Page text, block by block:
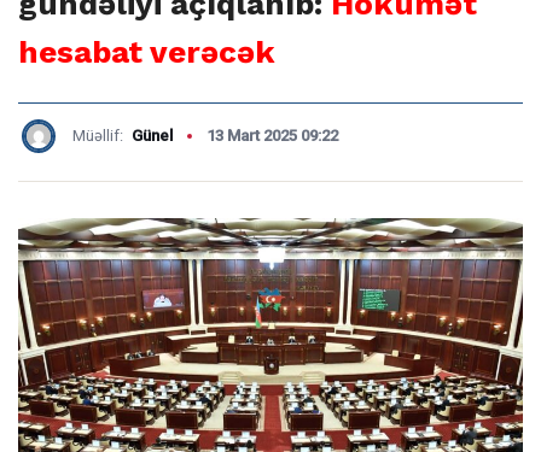
hesabat verəcək
Müəllif: Günel 13 Mart 2025 09:22